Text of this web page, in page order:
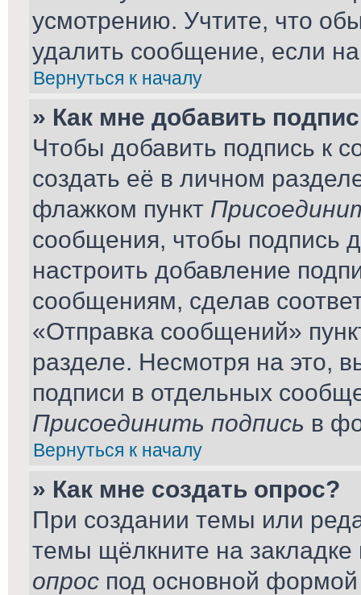
усмотрению. Учтите, что
удалить сообщение, если на
Вернуться к началу
» Как мне добавить
Чтобы добавить подпись к
создать её в личном
флажком пункт
сообщения, чтобы подпись
настроить добавление
сообщениям, сделав
«Отправка сообщений»
разделе. Несмотря на это,
подписи в отдельных
Присоединить подпись в
Вернуться к началу
» Как мне создать опрос?
При создании темы или
темы щёлкните на
опрос под основной